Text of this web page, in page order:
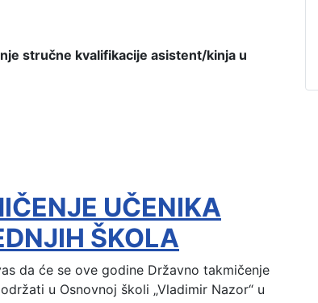
stručne kvalifikacije asistent/kinja u
UČENIKA
ŠKOLA
da će se ove godine Državno takmičenje
u Osnovnoj školi „Vladimir Nazor“ u